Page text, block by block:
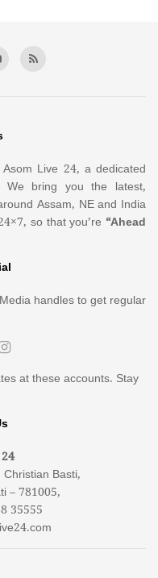
Live 24, a dedicated
We bring you the latest,
Assam, NE and India
so that you’re “Ahead
handles to get regular
at these accounts. Stay
Basti,
– 781005,
35555